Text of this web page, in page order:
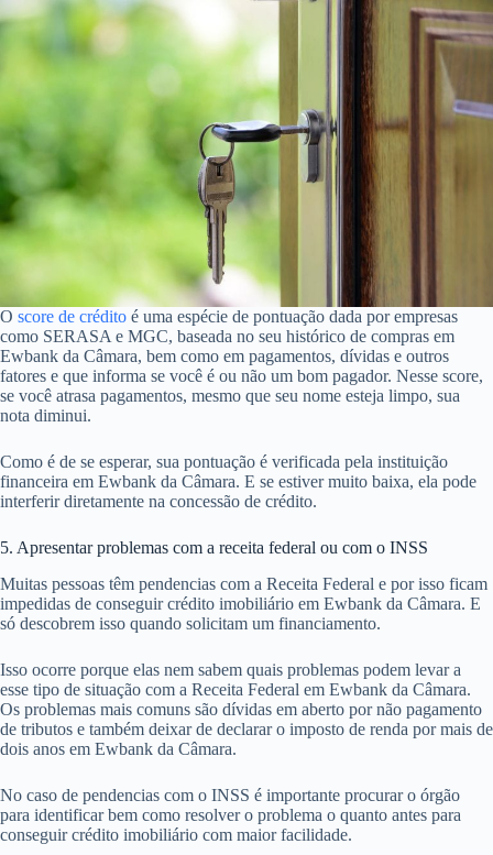
O score de crédito é uma espécie de pontuação dada por empresas
como SERASA e MGC, baseada no seu histórico de compras em
Ewbank da Câmara, bem como em pagamentos, dívidas e outros
fatores e que informa se você é ou não um bom pagador. Nesse score,
se você atrasa pagamentos, mesmo que seu nome esteja limpo, sua
nota diminui.
Como é de se esperar, sua pontuação é verificada pela instituição
financeira em Ewbank da Câmara. E se estiver muito baixa, ela pode
interferir diretamente na concessão de crédito.
5. Apresentar problemas com a receita federal ou com o INSS
Muitas pessoas têm pendencias com a Receita Federal e por isso ficam
impedidas de conseguir crédito imobiliário em Ewbank da Câmara. E
só descobrem isso quando solicitam um financiamento.
Isso ocorre porque elas nem sabem quais problemas podem levar a
esse tipo de situação com a Receita Federal em Ewbank da Câmara.
Os problemas mais comuns são dívidas em aberto por não pagamento
de tributos e também deixar de declarar o imposto de renda por mais de
dois anos em Ewbank da Câmara.
No caso de pendencias com o INSS é importante procurar o órgão
para identificar bem como resolver o problema o quanto antes para
conseguir crédito imobiliário com maior facilidade.